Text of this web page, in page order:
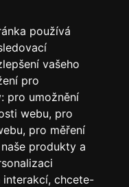
používá
vašeho
pro
pro umožnění
webu, pro
, pro měření
produkty a
interakcí, chcete-
Firemni-reklama.cz
cukrovinky.cz